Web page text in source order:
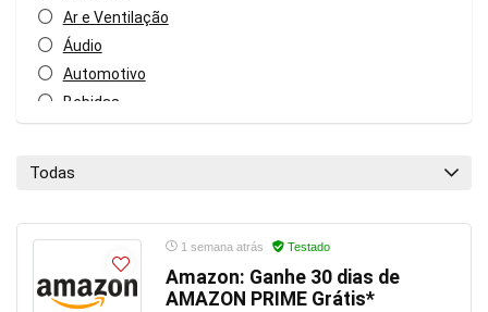
Ar e Ventilação
Áudio
Automotivo
Bebidas
Celulares e Smartphones
Construção
Cosméticos e Perfumes
Todas
1 semana atrás Testado
Amazon: Ganhe 30 dias de
AMAZON PRIME Grátis*